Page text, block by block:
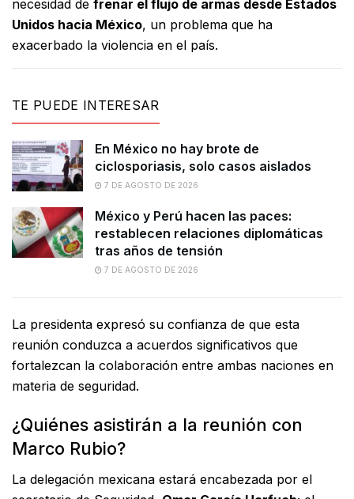
necesidad de frenar el flujo de armas desde Estados
Unidos hacia México, un problema que ha
exacerbado la violencia en el país.
TE PUEDE INTERESAR
En México no hay brote de
ciclosporiasis, solo casos aislados
7 DE AGOSTO DE 2026
México y Perú hacen las paces:
restablecen relaciones diplomáticas
tras años de tensión
7 DE AGOSTO DE 2026
La presidenta expresó su confianza de que esta
reunión conduzca a acuerdos significativos que
fortalezcan la colaboración entre ambas naciones en
materia de seguridad.
¿Quiénes asistirán a la reunión con
Marco Rubio?
La delegación mexicana estará encabezada por el